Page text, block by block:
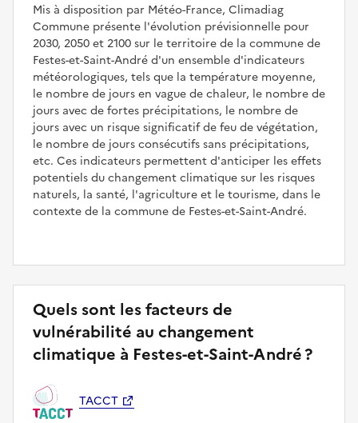
Mis à disposition par Météo-France, Climadiag
Commune présente l'évolution prévisionnelle pour
2030, 2050 et 2100 sur le territoire de la commune de
Festes-et-Saint-André d'un ensemble d'indicateurs
météorologiques, tels que la température moyenne,
le nombre de jours en vague de chaleur, le nombre de
jours avec de fortes précipitations, le nombre de
jours avec un risque significatif de feu de végétation,
le nombre de jours consécutifs sans précipitations,
etc. Ces indicateurs permettent d'anticiper les effets
potentiels du changement climatique sur les risques
naturels, la santé, l'agriculture et le tourisme, dans le
contexte de la commune de Festes-et-Saint-André.
Quels sont les facteurs de
vulnérabilité au changement
climatique à Festes-et-Saint-André ?
TACCT